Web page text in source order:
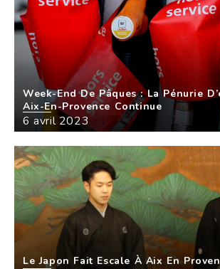
Week-End De Pâques : La Pénurie
Aix-En-Provence Continue
6 avril 2023
Le Japon Fait Escale À Aix En